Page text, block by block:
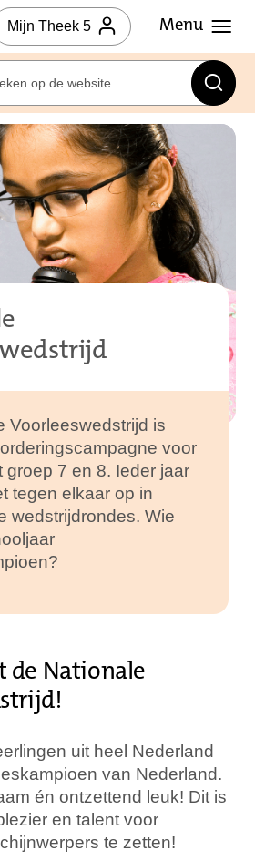
Mijn Theek 5
Voorleeswedstrijd is
voor
groep 7 en 8. Ieder jaar
tegen elkaar op in
wedstrijdrondes. Wie
de Nationale
uit heel Nederland
van Nederland.
én ontzettend leuk! Dit is
en talent voor
te zetten!